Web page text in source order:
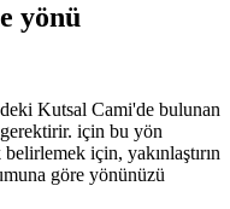
yönü
Kutsal Cami'de bulunan
için bu yön
için, yakınlaştırın
göre yönünüzü